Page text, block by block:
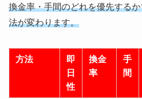
換金率・手間のどれを優先する
法が変わります。
方法
即
日
性
換金
率
手
間